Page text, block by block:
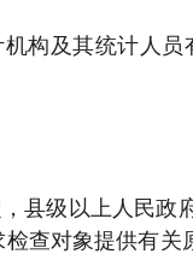
构及其统计人
县级以上人民政
查对象提供有